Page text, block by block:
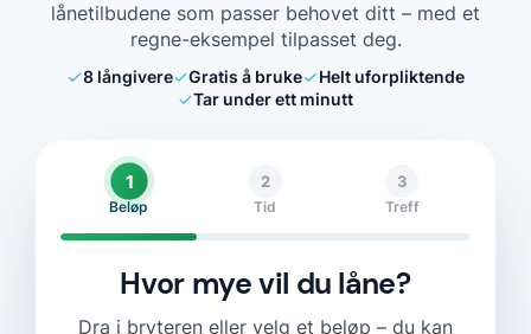
lånetilbudene som passer behovet ditt – med et
regne-eksempel tilpasset deg.
8långivere Gratis å bruke
Helt uforpliktende
Tar under ett minutt
1
Beløp
2
Tid
3
Treff
Hvor mye vil du låne?
Dra i bryteren eller velg et beløp – du kan